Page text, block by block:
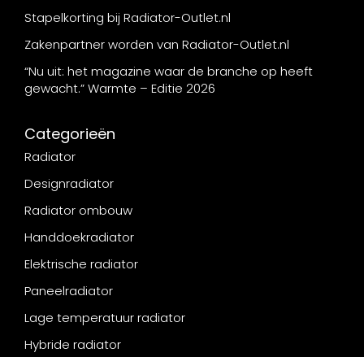
Stapelkorting bij Radiator-Outlet.nl
Zakenpartner worden van Radiator-Outlet.nl
“Nu uit: het magazine waar de branche op heeft
gewacht.” Warmte – Editie 2026
Categorieën
Radiator
Designradiator
Radiator ombouw
Handdoekradiator
Elektrische radiator
Paneelradiator
Lage temperatuur radiator
Hybride radiator